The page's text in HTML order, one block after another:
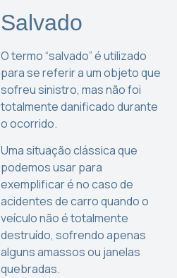
Salvado
O termo “salvado” é utilizado
para se referir a um objeto que
sofreu sinistro, mas não foi
totalmente danificado durante
o ocorrido.
Uma situação clássica que
podemos usar para
exemplificar é no caso de
acidentes de carro quando o
veículo não é totalmente
destruído, sofrendo apenas
alguns amassos ou janelas
quebradas.